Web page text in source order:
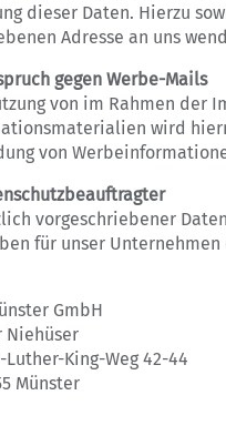
dieser Daten. Hierzu
Adresse an uns
gegen Werbe-Mails
von im Rahmen der
wird
von
vorgeschriebener
für unser
GmbH
Niehüser
King-Weg 42-44
Münster